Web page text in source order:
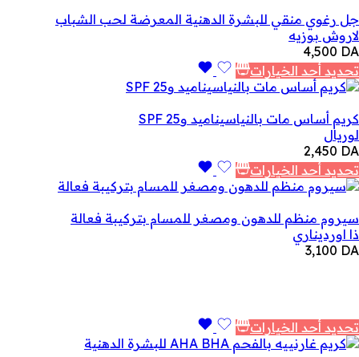
جل رغوي منقي للبشرة الدهنية المعرضة لحب الشباب
لاروش بوزيه
4,500 DA
تحديد أحد الخيارات
كريم أساس مات بالنياسيناميد وSPF 25
لوريال
2,450 DA
تحديد أحد الخيارات
سيروم منظم للدهون ومصغر للمسام بتركيبة فعالة
ذا اورديناري
3,100 DA
تحديد أحد الخيارات